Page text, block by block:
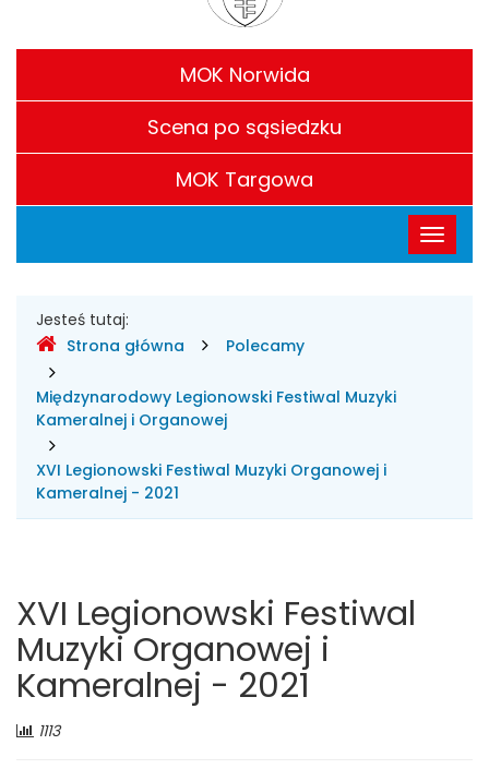
Kultury
S.
Chaplina
w
MOK Norwida
Scena po sąsiedzku
MOK Targowa
główne
Gdzie
jesteśmy
Jesteś tutaj:
Strona główna
Polecamy
Międzynarodowy Legionowski Festiwal Muzyki
Kameralnej i Organowej
XVI Legionowski Festiwal Muzyki Organowej i
Kameralnej - 2021
XVI Legionowski Festiwal
Muzyki Organowej i
Kameralnej - 2021
Liczba
1113